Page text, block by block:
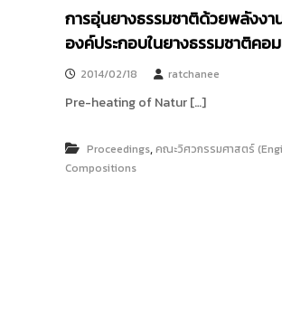
o
s
t
o
y
:
า
ช
ม
ง
ล
ญ
บุ
การอุ่นยางธรรมชาติด้วยพลังงา
องค์ประกอบในยางธรรมชาติคอ
2014/02/18 ratchanee
Pre-heating of Natur […]
Proceedings,คณะวิศวกรรมศาสตร์
Compositions